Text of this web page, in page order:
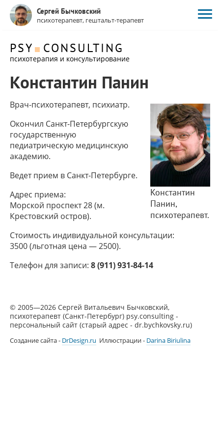
PSY CONSULTING
психотерапия и консультирование
Сергей Бычковский
психотерапевт, гештальт-терапевт
Константин Панин
Константин
Панин,
психотерапевт.
Врач-психотерапевт, психиатр.
Окончил Санкт-Петербургскую
государственную
педиатрическую медицинскую
академию.
Ведет прием в Санкт-Петербурге.
Адрес приема:
Морской проспект 28 (м.
Крестовский остров).
Стоимость индивидуальной консультации:
3500 (льготная цена — 2500).
Телефон для записи: 8 (911) 931-84-14
© 2005—2026 Сергей Витальевич Бычковский,
психотерапевт (Санкт-Петербург) psy.consulting -
персональный сайт (старый адрес - dr.bychkovsky.ru)
Создание сайта - DrDesign.ru Иллюстрации - Darina Biriulina